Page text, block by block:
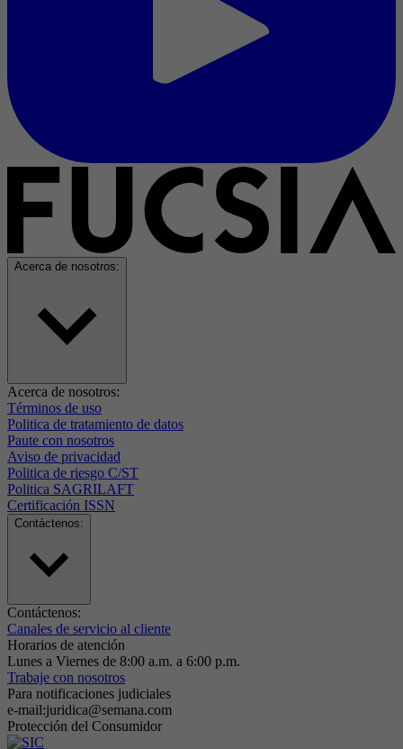
Acerca de nosotros:
Acerca de nosotros:
Términos de uso
Politica de tratamiento de datos
Paute con nosotros
Aviso de privacidad
Politica de riesgo C/ST
Politica SAGRILAFT
Certificación ISSN
Contáctenos:
Contáctenos:
Canales de servicio al cliente
Horarios de atención
Lunes a Viernes de 8:00 a.m. a 6:00 p.m.
Trabaje con nosotros
Para notificaciones judiciales
e-mail:juridica@semana.com
Protección del Consumidor